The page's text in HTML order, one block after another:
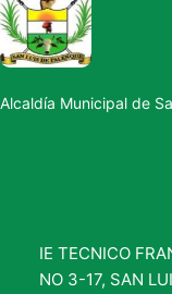
Alcaldía Municipal de
IE TECNICO
NO 3-17, SAN